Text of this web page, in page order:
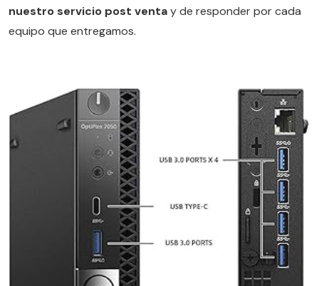
nuestro servicio post ventay de responder por cada
equipo que entregamos.